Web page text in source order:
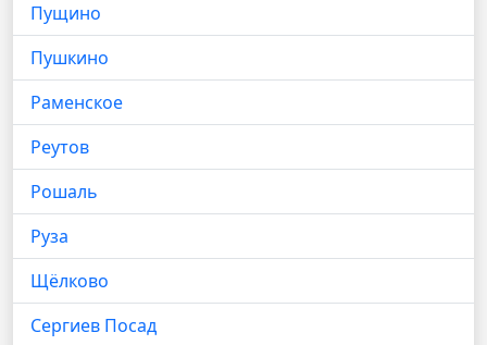
Пущино
Пушкино
Раменское
Реутов
Рошаль
Руза
Щёлково
Сергиев Посад